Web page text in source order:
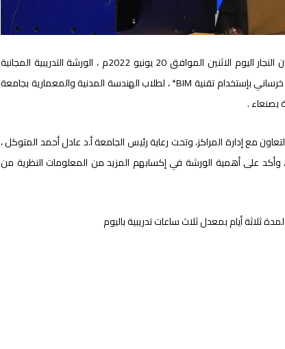
افتتح مساعد رئيس الجامعة للشؤون الأكاديمية أ.د نعمان النجار اليوم الاثنين الموافق 20 يونيو 2022م ، الورشة التدريبية المجانية
*”تحليل وتصميم وإعداد مخططات إنشائية متكاملة لمبنى خرساني بإستخدام تقنية BIM* ، لطلاب الهندسة المدنية والمعمارية بجامعة
بصنعاء .
مع إدارة المراكز، وتحت رعاية رئيس الجامعة أ.د عادل أحمد المتوكل ،
على أهمية الورشة في إكسابهم المزيد من المعلومات النظرية من
ثلاثة أيام بمعدل ثلاث ساعات تدريبية باليوم